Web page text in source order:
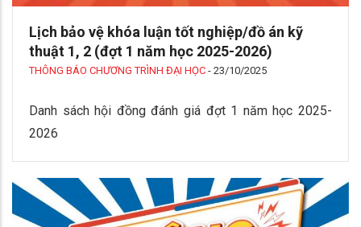
Lịch bảo vệ khóa luận tốt nghiệp/đồ án kỹ
thuật 1, 2 (đợt 1 năm học 2025-2026)
THÔNG BÁO CHƯƠNG TRÌNH ĐẠI HỌC - 23/10/2025
Danh sách hội đồng đánh giá đợt 1 năm học 2025-
2026